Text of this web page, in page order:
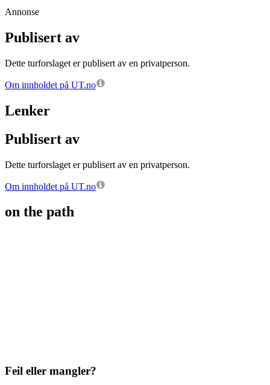
Annonse
Publisert av
Dette turforslaget er publisert av en privatperson.
Om innholdet på UT.no
Lenker
Publisert av
Dette turforslaget er publisert av en privatperson.
Om innholdet på UT.no
on the path
Feil eller mangler?